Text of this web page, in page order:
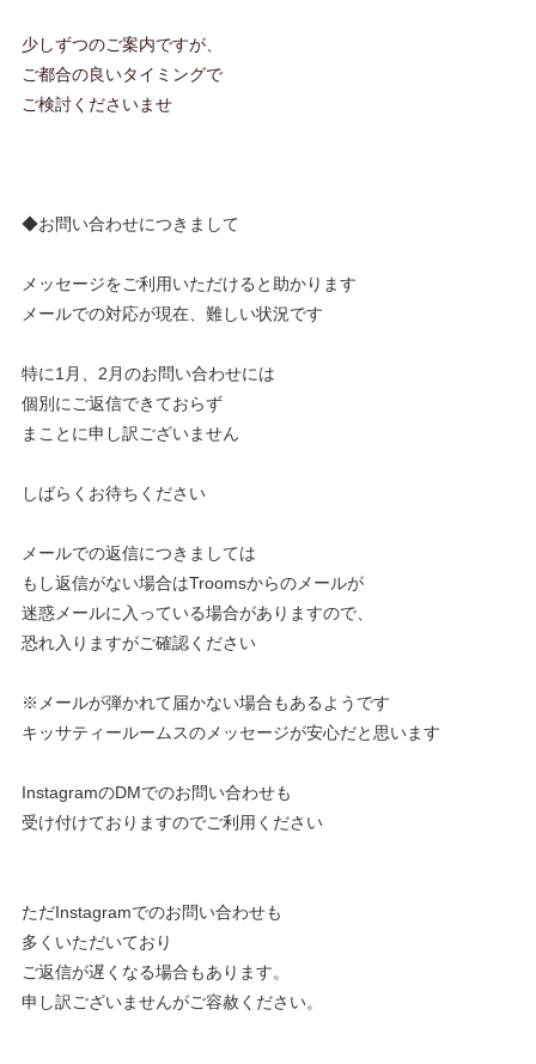
少しずつのご案内ですが、
ご都合の良いタイミングで
ご検討くださいませ
◆お問い合わせにつきまして
メッセージをご利用いただけると助かります
メールでの対応が現在、難しい状況です
特に1月、2月のお問い合わせには
個別にご返信できておらず
まことに申し訳ございません
しばらくお待ちください
メールでの返信につきましては
もし返信がない場合はTroomsからのメールが
迷惑メールに入っている場合がありますので、
恐れ入りますがご確認ください
※メールが弾かれて届かない場合もあるようです
キッサティールームスのメッセージが安心だと思います
InstagramのDMでのお問い合わせも
受け付けておりますのでご利用ください
ただInstagramでのお問い合わせも
多くいただいており
ご返信が遅くなる場合もあります。
申し訳ございませんがご容赦ください。